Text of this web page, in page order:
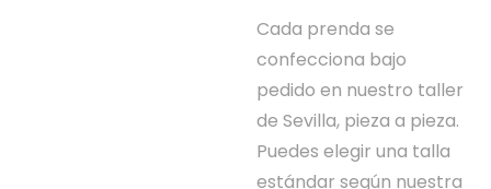
Cada prenda se
confecciona bajo
pedido en nuestro taller
de Sevilla, pieza a pieza.
Puedes elegir una talla
estándar según nuestra